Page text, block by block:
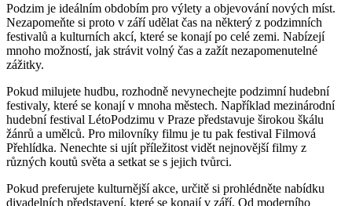
Podzim je⁣ ideálním obdobím​ pro výlety a ​objevování nových míst.
Nezapomeňte si​ proto v⁤ září‌ udělat čas ‌na ⁤některý ‌z podzimních
festivalů a ‌kulturních akcí, ⁢které se konají po celé zemi. Nabízejí
‌mnoho možností, ⁢jak strávit volný čas a zažít ⁢nezapomenutelné
zážitky.
Pokud‍ milujete hudbu, rozhodně nevynechejte podzimní⁤ hudební
festivaly, které se konají ⁢v​ mnoha městech. Například mezinárodní
hudební festival LétoPodzimu v Praze představuje širokou škálu
⁢žánrů a umělců. Pro milovníky filmu je ⁢tu ‍pak festival Filmová
Přehlídka. Nenechte si ujít příležitost ​vidět nejnovější⁤ filmy z
různých koutů světa⁤ a setkat se s jejich tvůrci.
Pokud preferujete kulturnější akce, ‍určitě si prohlédněte nabídku
‌divadelních představení, které se konají⁤ v září. Od moderního